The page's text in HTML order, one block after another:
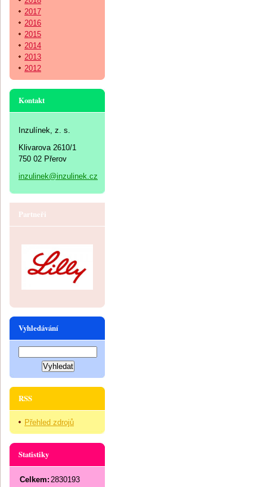
2017
2016
2015
2014
2013
2012
Kontakt
Inzulínek, z. s.
Klivarova 2610/1
750 02 Přerov
inzulinek@inzulinek.cz
Partneři
Vyhledávání
RSS
Přehled zdrojů
Statistiky
Celkem: 2830193